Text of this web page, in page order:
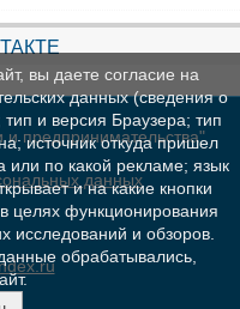
предпринимательства"
данных
вы даете согласие на
данных (сведения о
и версия Браузера; тип
источник откуда пришел
или по какой рекламе; язык
и на какие кнопки
целях функционирования
исследований и обзоров.
обрабатывались,